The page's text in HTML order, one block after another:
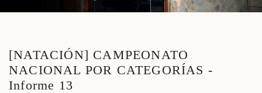
[NATACIÓN] CAMPEONATO
NACIONAL POR CATEGORÍAS -
Informe 13